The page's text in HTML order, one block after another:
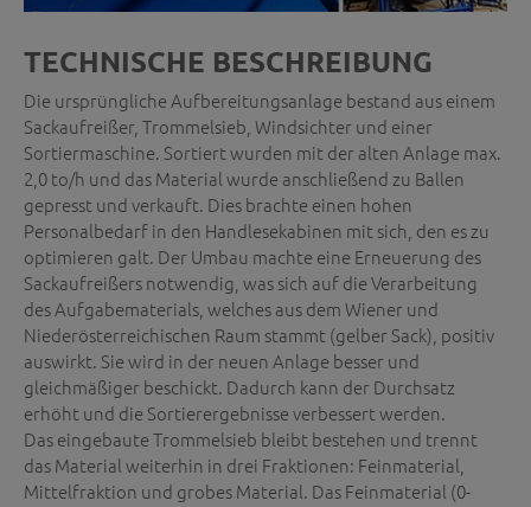
TECHNISCHE BESCHREIBUNG
Die ursprüngliche Aufbereitungsanlage bestand aus einem
Sackaufreißer, Trommelsieb, Windsichter und einer
Sortiermaschine. Sortiert wurden mit der alten Anlage max.
2,0 to/h und das Material wurde anschließend zu Ballen
gepresst und verkauft. Dies brachte einen hohen
Personalbedarf in den Handlesekabinen mit sich, den es zu
optimieren galt. Der Umbau machte eine Erneuerung des
Sackaufreißers notwendig, was sich auf die Verarbeitung
des Aufgabematerials, welches aus dem Wiener und
Niederösterreichischen Raum stammt (gelber Sack), positiv
auswirkt. Sie wird in der neuen Anlage besser und
gleichmäßiger beschickt. Dadurch kann der Durchsatz
erhöht und die Sortierergebnisse verbessert werden.
Das eingebaute Trommelsieb bleibt bestehen und trennt
das Material weiterhin in drei Fraktionen: Feinmaterial,
Mittelfraktion und grobes Material. Das Feinmaterial (0-